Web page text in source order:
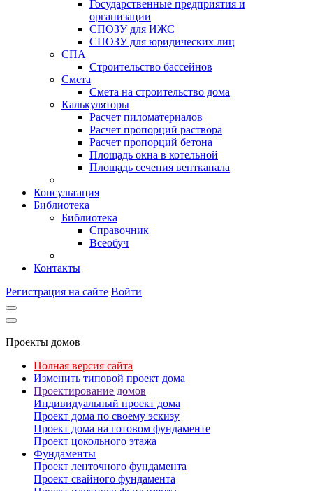
Государственные предприятия и
организации
СПОЗУ для ИЖС
СПОЗУ для юридических лиц
СПА
Строительство бассейнов
Смета
Смета на строительство дома
Калькуляторы
Расчет пиломатериалов
Расчет пропорций раствора
Расчет пропорций бетона
Площадь окна в котельной
Площадь сечения вентканала
Консультация
Библиотека
Библиотека
Справочник
Всеобуч
Контакты
Регистрация на сайте Войти
Проекты домов
Полная версия сайта
Изменить типовой проект дома
Проектирование домов
Индивидуальный проект дома
Проект дома по своему эскизу
Проект дома на готовом фундаменте
Проект цокольного этажа
Фундаменты
Проект ленточного фундамента
Проект свайного фундамента